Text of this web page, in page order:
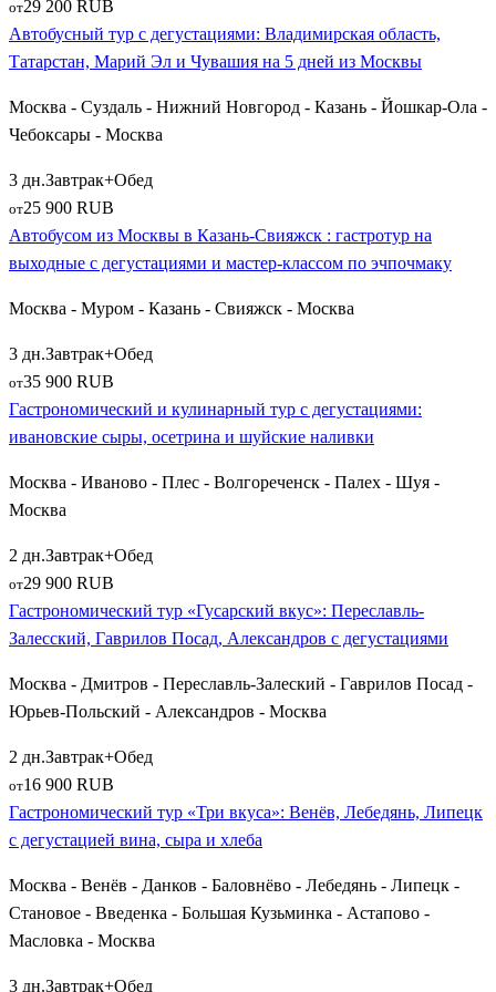
группы делает остановку в городеСерпухов, чтобы
попробовать знаменитые серпуховские помадки.
Углубляясь на восток в Мещерский край, автобусы везут
путешественников по старинному Рязанскому тракту. По пути
подмосковного пивоварения. Дальше трасса ведет в
Рязанскую область — в загадочный поселок
его колоссальным собором и древний татарский центр на
русской земле — городКасимов. Гастрономическая
программа в Касимове невероятно колоритна: здесь
мусульманскими, и туристов ждут мастер-классы по
приготовлению татарской выпечки (перемячи, эчпочмаки) и
дегустация касимовских сладостей.
со старинной кухней Смоленских земель. Величественный
Смоленск
знаменитый смоленский лапун (творожное печенье),
вяземские пряники из города
(сытный картофельный пирог). В рамках тура группы
посещают исторический комплексТалашкино-Флёново,
родину композитора Глинки
Новоспасское , а также тихие
уездные города —
Гагарин Ельня ,
Восточные кулинарные экспедиции: Нижний
Новгород, Казань и Поволжье
гастрономические путешествия, туроператоры предлагают
путевки в Поволжье. Крупный культурный центрНижний
Новгород встречает гостей сытными волжскими обедами с
от29 200 RUB
Автобусный тур с дегустациями: Владимирская область,
Татарстан, Марий Эл и Чувашия на 5 дней из Москвы
Москва - Суздаль - Нижний Новгород - Казань - Йошкар-Ола -
Чебоксары - Москва
3 дн.Завтрак+Обед
от25 900 RUB
Автобусом из Москвы в Казань-Свияжск : гастротур на
выходные с дегустациями и мастер-классом по эчпочмаку
Москва - Муром - Казань - Свияжск - Москва
3 дн.Завтрак+Обед
от35 900 RUB
Гастрономический и кулинарный тур с дегустациями:
ивановские сыры, осетрина и шуйские наливки
Москва - Иваново - Плес - Волгореченск - Палех - Шуя -
Москва
2 дн.Завтрак+Обед
от29 900 RUB
Гастрономический тур «Гусарский вкус»: Переславль-
Залесский, Гаврилов Посад, Александров с дегустациями
Москва - Дмитров - Переславль-Залеский - Гаврилов Посад -
Юрьев-Польский - Александров - Москва
2 дн.Завтрак+Обед
от16 900 RUB
Гастрономический тур «Три вкуса»: Венёв, Лебедянь, Липецк
с дегустацией вина, сыра и хлеба
Москва - Венёв - Данков - Баловнёво - Лебедянь - Липецк -
Становое - Введенка - Большая Кузьминка - Астапово -
Масловка - Москва
3 дн.Завтрак+Обед